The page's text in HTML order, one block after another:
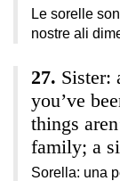
Le sorelle
nostre ali
Sister:
you’ve
things
family; a
Sorella: una